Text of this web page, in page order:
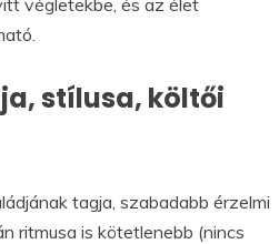
stílusa, költői
tagja, szabadabb érzelmi
ritmusa is kötetlenebb (nincs